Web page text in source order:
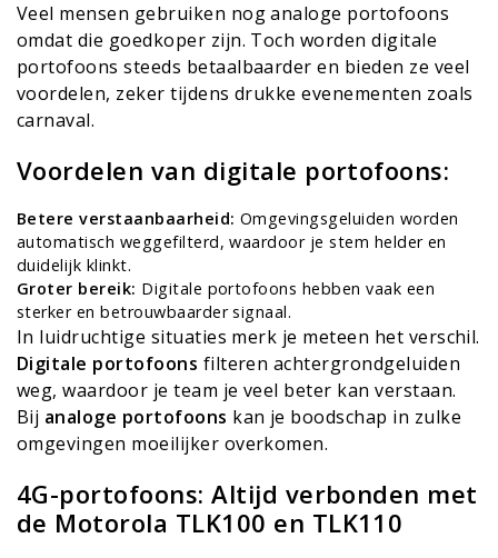
Veel mensen gebruiken nog analoge portofoons
omdat die goedkoper zijn. Toch worden digitale
portofoons steeds betaalbaarder en bieden ze veel
voordelen, zeker tijdens drukke evenementen zoals
carnaval.
Voordelen van digitale portofoons:
Betere verstaanbaarheid: Omgevingsgeluiden worden
automatisch weggefilterd, waardoor je stem helder en
duidelijk klinkt.
Groter bereik: Digitale portofoons hebben vaak een
sterker en betrouwbaarder signaal.
In luidruchtige situaties merk je meteen het verschil.
Digitale portofoons filteren achtergrondgeluiden
weg, waardoor je team je veel beter kan verstaan.
Bij analoge portofoons kan je boodschap in zulke
omgevingen moeilijker overkomen.
4G-portofoons: Altijd verbonden met
de Motorola TLK100 en TLK110